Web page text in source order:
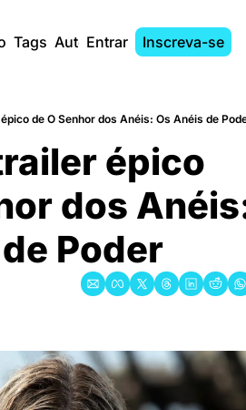
Tags AutoresEntrar Inscreva-se
de O Senhor dos Anéis: Os Anéis de
épico
dos
Poder